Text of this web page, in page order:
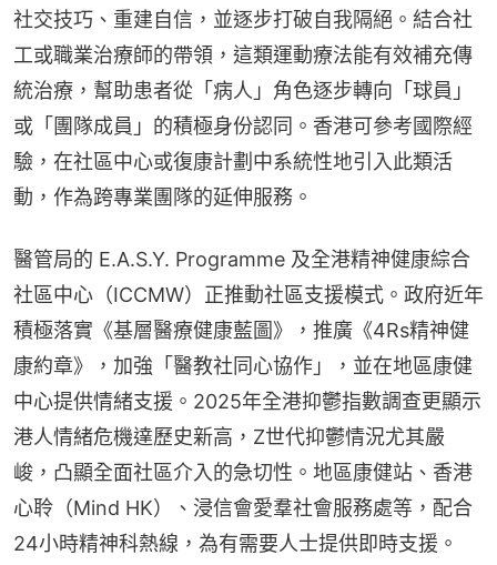
社交技巧、重建自信，並逐步打破自我隔絕。結合社
工或職業治療師的帶領，這類運動療法能有效補充傳
統治療，幫助患者從「病人」角色逐步轉向「球員」
或「團隊成員」的積極身份認同。香港可參考國際經
驗，在社區中心或復康計劃中系統性地引入此類活
動，作為跨專業團隊的延伸服務。
醫管局的 E.A.S.Y. Programme 及全港精神健康綜合
社區中心（ICCMW）正推動社區支援模式。政府近年
積極落實《基層醫療健康藍圖》，推廣《4Rs精神健
康約章》，加強「醫教社同心協作」，並在地區康健
中心提供情緒支援。2025年全港抑鬱指數調查更顯示
港人情緒危機達歷史新高，Z世代抑鬱情況尤其嚴
峻，凸顯全面社區介入的急切性。地區康健站、香港
心聆（Mind HK）、浸信會愛羣社會服務處等，配合
24小時精神科熱線，為有需要人士提供即時支援。